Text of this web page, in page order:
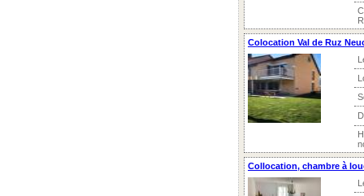
Colocation Val de Ruz
Collocation, chambre à